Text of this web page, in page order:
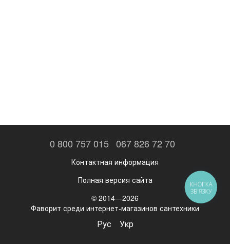
0 800 757 015 067 826 72 70
Контактная информация
Полная версия сайта
© 2014—2026
Фаворит среди интернет-магазинов сантехники
Рус Укр
КНОПКА
ЗВ'ЯЗКУ